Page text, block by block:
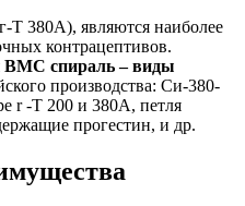
380А), являются наиболее
контрацептивов.
ВМС спираль – виды
производства: Си-380-
r -Т 200 и 380А, петля
прогестин, и др.